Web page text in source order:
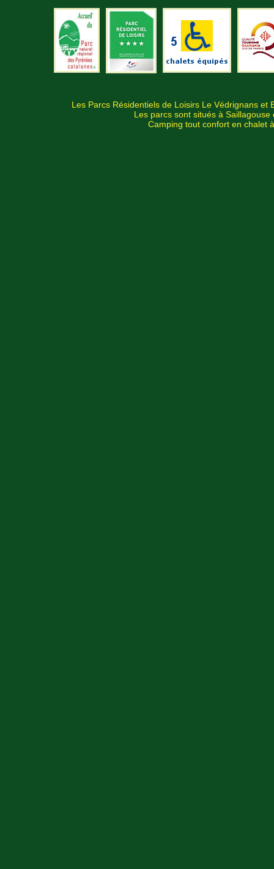
Les Parcs Résidentiels de Loisirs Le Védrignans et
Les parcs sont situés à
Camping tout confort en chalet